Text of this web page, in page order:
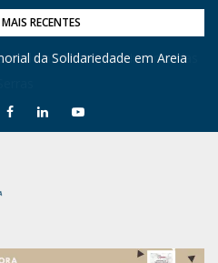
RECENTES
da Solidariedade em Areia